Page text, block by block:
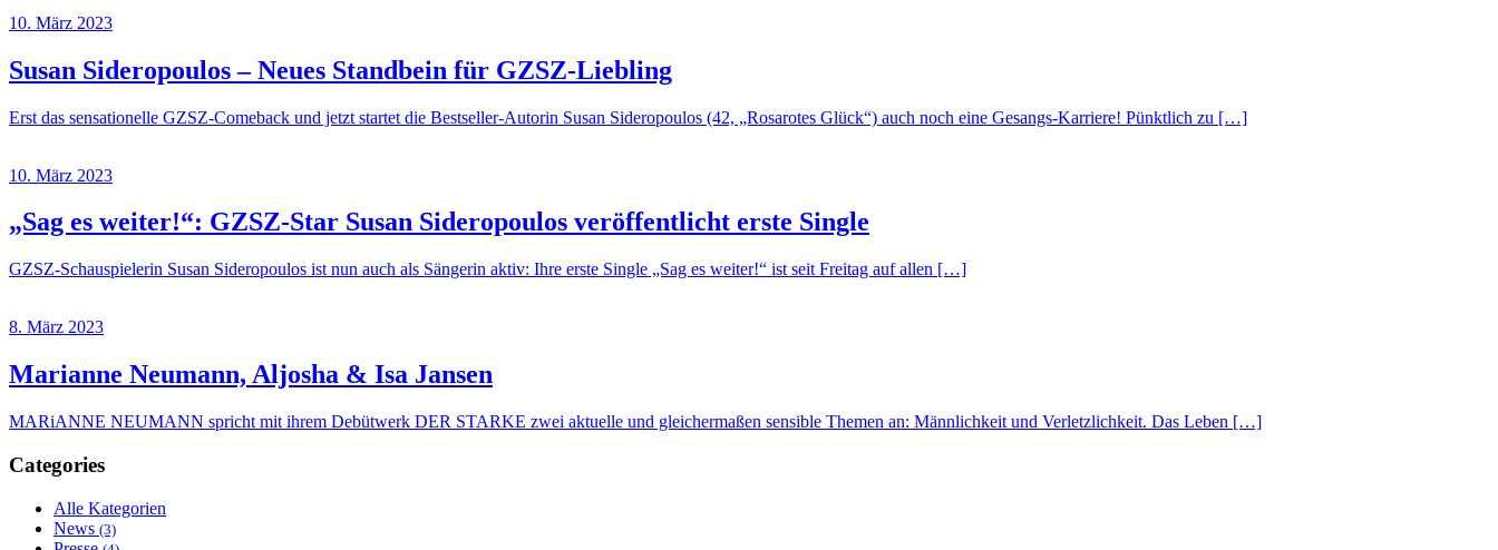
10. März 2023
Susan Sideropoulos – Neues Standbein für GZSZ-Liebling
Erst das sensationelle GZSZ-Comeback und jetzt startet die Bestseller-Autorin Susan Sideropoulos (42, „Rosarotes Glück“) auch noch eine Gesangs-Karriere! Pünktlich zu […]
10. März 2023
„Sag es weiter!“: GZSZ-Star Susan Sideropoulos veröffentlicht erste Single
GZSZ-Schauspielerin Susan Sideropoulos ist nun auch als Sängerin aktiv: Ihre erste Single „Sag es weiter!“ ist seit Freitag auf allen […]
8. März 2023
Marianne Neumann, Aljosha & Isa Jansen
MARiANNE NEUMANN spricht mit ihrem Debütwerk DER STARKE zwei aktuelle und gleichermaßen sensible Themen an: Männlichkeit und Verletzlichkeit. Das Leben […]
Categories
Alle Kategorien
News (3)